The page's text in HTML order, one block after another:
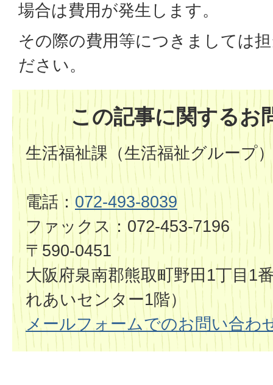
場合は費用が発生します。
その際の費用等につきましては
ださい。
この記事に関するお
生活福祉課（生活福祉グループ
電話： 072-493-8039
ファックス：072-453-7196
〒590-0451
大阪府泉南郡熊取町野田1丁目1
れあいセンター1階）
メールフォームでのお問い合わ